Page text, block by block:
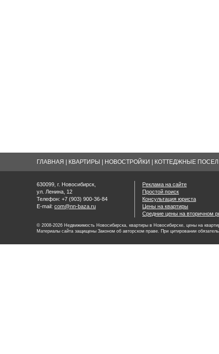
ГЛАВНАЯ КВАРТИРЫ НОВОСТРОЙКИ КОТТЕДЖНЫЕ
630099, г. Новосибирск,
ул. Ленина, 12
Телефон: +7 (903) 900-36-84
E-mail: com@nn-baza.ru
Реклама на сайте
Простой поиск
Консультация юриста
Цены на квартиры
Средние цены на вторичном
© 2008-2026 Недвижимость Новосибирска, квартиры в Новосибирске, цены на
Материалы сайта защищены Законом об авторском праве. При цитировании